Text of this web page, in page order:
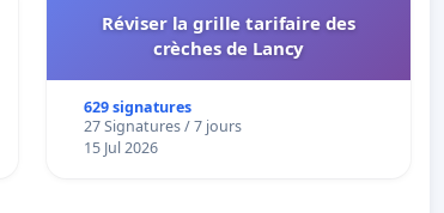
Réviser la grille tarifaire des
crèches de Lancy
629 signatures
27 Signatures / 7 jours
15 Jul 2026